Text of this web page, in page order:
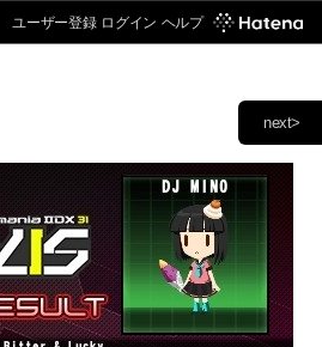
ユーザー登録 ログイン ヘルプ
next>